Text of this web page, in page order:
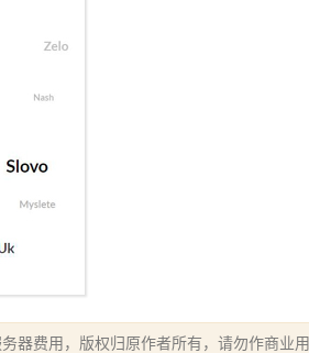
器费用，版权归原作者所有，请勿作商业用